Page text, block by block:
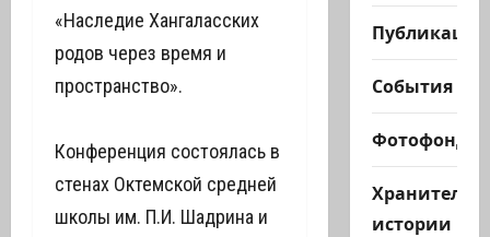
«Наследие Хангаласских
родов через время и
пространство».
Конференция состоялась в
стенах Октемской средней
школы им. П.И. Шадрина и
Публикации
События
Фотофонд
Хранители
истории